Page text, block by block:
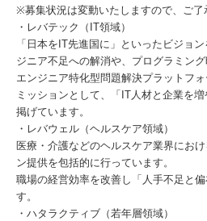
※募集状況は変動いたしますので、ご了
・レバテック（IT領域）
「日本をIT先進国に」といったビジョ
ジニア不足への解消や、プログラミン
エンジニア特化型問題解決プラットフ
ミッションとして、「IT人材と企業を
掲げています。
・レバウェル（ヘルスケア領域）
医療・介護などのヘルスケア業界にお
ン提供を包括的に行っています。
職場の経営効率を改善し「人手不足と
す。
・ハタラクティブ（若年層領域）